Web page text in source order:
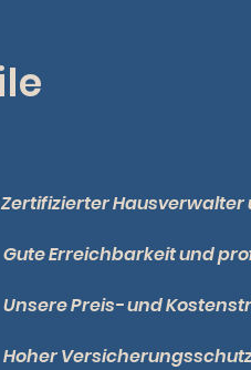
Zertifizierter
Gute Erreichbarkeit und
Unsere Preis- und
Hoher